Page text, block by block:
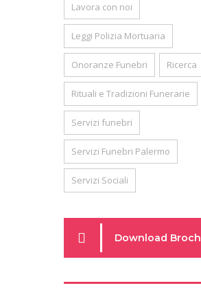
Lavora con noi
Leggi Polizia Mortuaria
Onoranze Funebri Ricerca
Rituali e Tradizioni Funerarie
Servizi funebri
Servizi Funebri Palermo
Servizi Sociali
Download Brochure